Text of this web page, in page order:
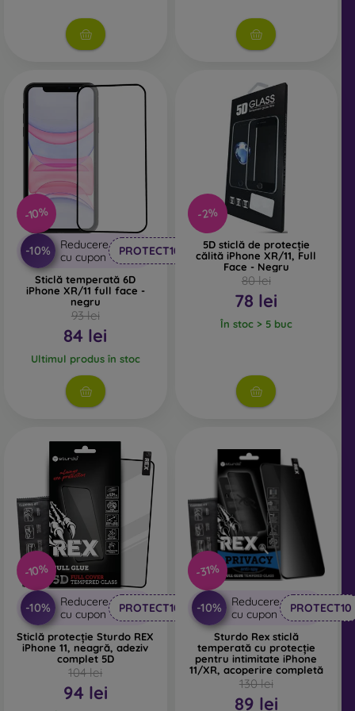
combinație cu o husă de protecție, oferă un nivel adecvat
de protecție.
protecție, asigură-te că este compatibilă cu modelul
specific al smartphone-ului tău. În magazinul nostru
online FOON găsești o gamă variată de folii și sticle de
protecție pentru telefonul mobil.
-10%
-10%
Reducere
cu cupon
PROTECT10
Sticlă temperată 6D
iPhone XR/11 full face -
negru
93 lei
84 lei
Ultimul produs în stoc
-2%
5D sticlă de protecție
călită iPhone XR/11, Full
Face - Negru
80 lei
78 lei
În stoc > 5 buc
-10%
-10%
Reducere
cu cupon
PROTECT10
Sticlă protecție Sturdo REX
iPhone 11, neagră, adeziv
complet 5D
104 lei
94 lei
-31%
-10%
Reducere
cu cupon
PROTECT10
Sturdo Rex sticlă
temperată cu protecție
pentru intimitate iPhone
11/XR, acoperire completă
130 lei
89 lei